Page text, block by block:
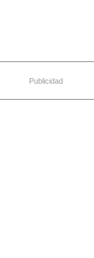
Publicidad